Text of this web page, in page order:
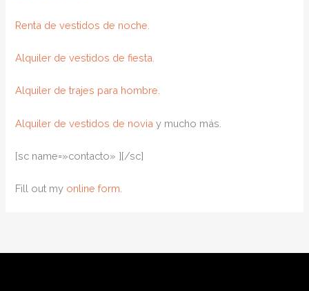
Renta de vestidos de noche.
Alquiler de vestidos de fiesta.
Alquiler de trajes para hombre.
Alquiler de vestidos de novia y mucho más.
[sc name=»contacto» ][/sc]
Fill out my online form.